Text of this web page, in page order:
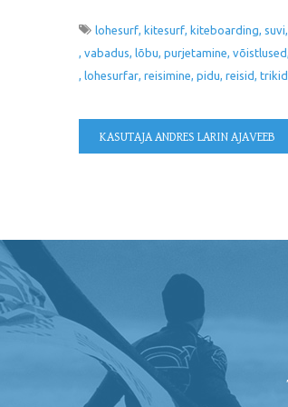
lohesurf kitesurf kiteboarding suvi
vabadus
lõbu purjetamine võistlused
lohesurfar reisimine pidu reisid trikid
KASUTAJA ANDRES LARIN AJAVEEB